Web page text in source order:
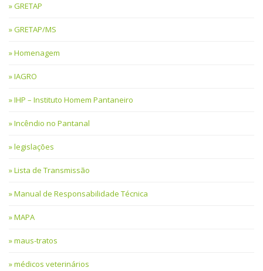
GRETAP
GRETAP/MS
Homenagem
IAGRO
IHP – Instituto Homem Pantaneiro
Incêndio no Pantanal
legislações
Lista de Transmissão
Manual de Responsabilidade Técnica
MAPA
maus-tratos
médicos veterinários